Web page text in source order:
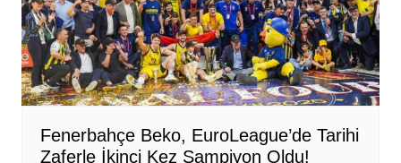
Fenerbahçe Beko, EuroLeague’de Tarihi
Zaferle İkinci Kez Şampiyon Oldu!